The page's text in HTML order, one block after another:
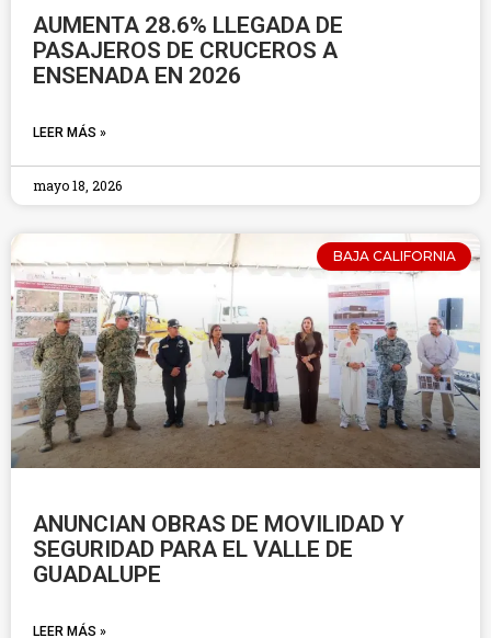
AUMENTA 28.6% LLEGADA DE
PASAJEROS DE CRUCEROS A
ENSENADA EN 2026
LEER MÁS »
mayo 18, 2026
BAJA CALIFORNIA
ANUNCIAN OBRAS DE MOVILIDAD Y
SEGURIDAD PARA EL VALLE DE
GUADALUPE
LEER MÁS »